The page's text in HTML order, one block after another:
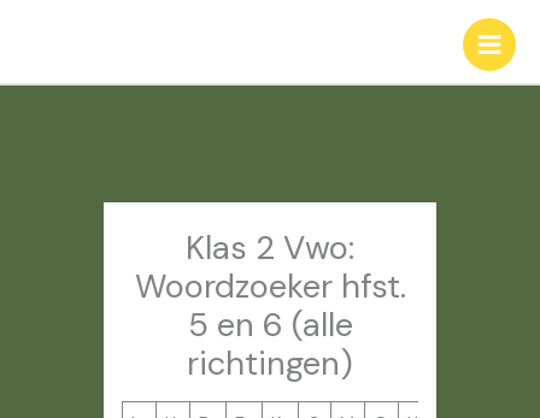
Klas 2 Vwo:
Woordzoeker hfst.
5 en 6 (alle
richtingen)